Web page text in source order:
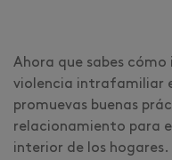
Ahora que sabes
violencia intrafamiliar
promuevas buenas
relacionamiento para
interior de los hogares.